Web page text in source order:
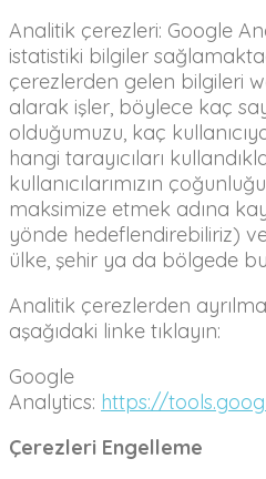
Analitik çerezleri: Google
istatistiki bilgiler
çerezlerden gelen bilgileri
alarak işler, böylece kaç
olduğumuzu, kaç
hangi tarayıcıları
kullanıcılarımızın
maksimize etmek adına
yönde hedeflendirebiliriz)
ülke, şehir ya da bölgede
Analitik çerezlerden
aşağıdaki linke tıklayın:
Google
Analytics: https://
Çerezleri Engelleme